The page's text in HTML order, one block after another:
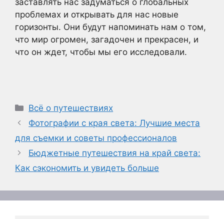
проблемах и открывать для нас новые
горизонты. Они будут напоминать нам о том,
что мир огромен, загадочен и прекрасен, и
что он ждет, чтобы мы его исследовали.
Рубрики
Всё о путешествиях
Фотографии с края света: Лучшие места
для съемки и советы профессионалов
Бюджетные путешествия на край света:
Как сэкономить и увидеть больше